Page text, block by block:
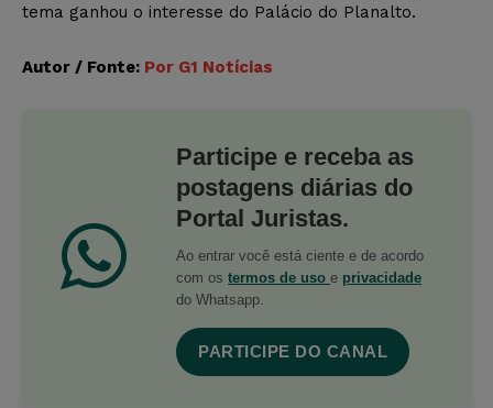
tema ganhou o interesse do Palácio do Planalto.
Autor / Fonte: Por G1 Notícias
Participe e receba as
postagens diárias do
Portal Juristas.
Ao entrar você está ciente e de acordo
com os termos de uso e privacidade
do Whatsapp.
PARTICIPE DO CANAL